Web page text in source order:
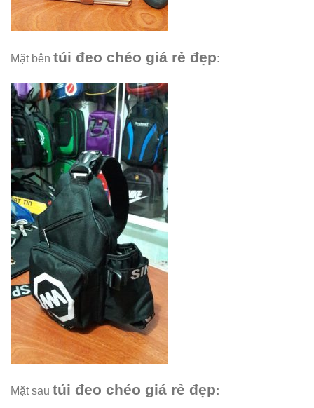
Mặt bên túi đeo chéo giá rẻ đẹp:
Mặt sau túi đeo chéo giá rẻ đẹp: